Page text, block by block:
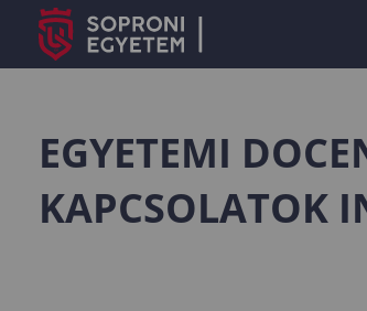
EGYETEMI
KAPCSOLATOK